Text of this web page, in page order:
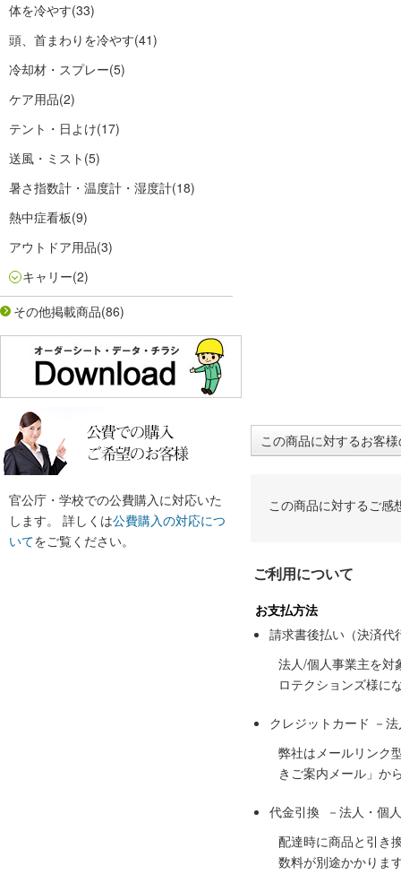
体を冷やす(33)
頭、首まわりを冷やす(41)
冷却材・スプレー(5)
ケア用品(2)
テント・日よけ(17)
送風・ミスト (5)
暑さ指数計・温度計・湿度計(18)
熱中症看板(9)
アウトドア用品(3)
キャリー(2)
その他掲載商品(86)
官公庁・学校での公費購入に対応いた
します。 詳しくは公費購入の対応につ
いてをご覧ください。
この商品に対するお客
この商品に対するご感
ご利用について
お支払方法
請求書後払い（決済代
法人/個人事業主を対
ロテクションズ様に
クレジットカード －
弊社はメールリンク
きご案内メール」か
代金引換 －法人・個
配達時に商品と引き
数料が別途かかりま